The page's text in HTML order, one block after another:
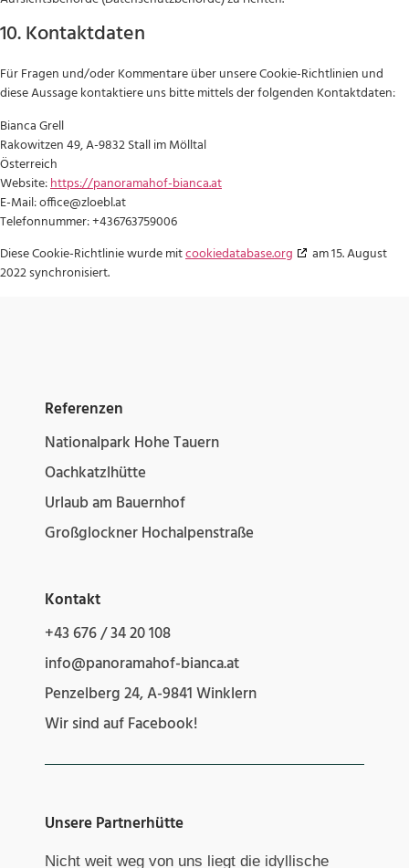
10. Kontaktdaten
Für Fragen und/oder Kommentare über unsere Cookie-Richtlinien und
diese Aussage kontaktiere uns bitte mittels der folgenden Kontaktdaten:
Bianca Grell
Rakowitzen 49, A-9832 Stall im Mölltal
Österreich
Website:https://panoramahof-bianca.at
E-Mail:office@zloebl.at
Telefonnummer: +436763759006
Diese Cookie-Richtlinie wurde mitcookiedatabase.org
am 15. August
2022 synchronisiert.
Referenzen
Nationalpark Hohe Tauern
Oachkatzlhütte
Urlaub am Bauernhof
Großglockner Hochalpenstraße
Kontakt
+43 676 / 34 20 108
info@panoramahof-bianca.at
Penzelberg 24, A-9841 Winklern
Wir sind auf Facebook!
Unsere Partnerhütte
Nicht weit weg von uns liegt die idyllische